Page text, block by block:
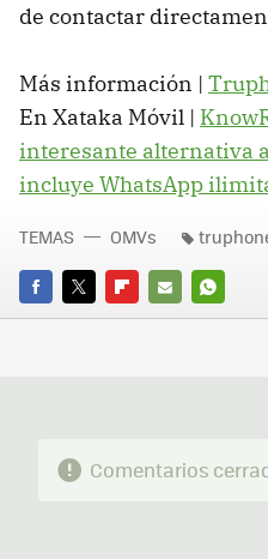
de contactar
Más información |
En Xataka Móvil |
interesante alternativa
incluye WhatsApp
FACEBOOK
TWITTERFLIPBOARD
E-
TEMAS OMVs
Comentarios